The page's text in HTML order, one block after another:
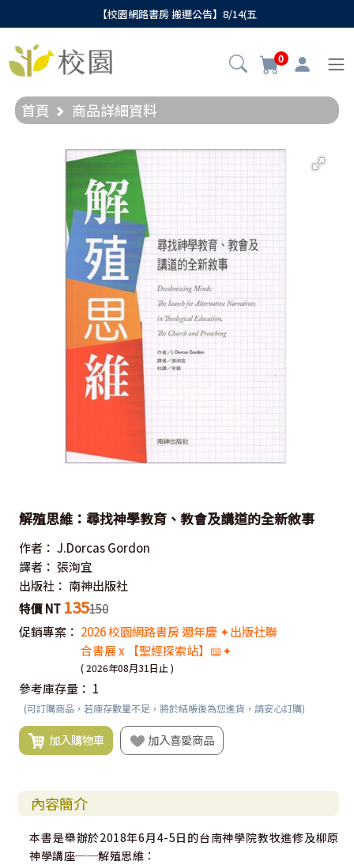
【校園網路書房 搬遷公告】8/14(五
0
首頁 商品詳細資料
解殖思維：尋找神學教育、教會及講道的全新敘事
作者： J.Dorcas Gordon
譯者： 張洵宜
出版社： 南神出版社
特價 NT 135150
促銷專案： 2026 校園網路書房 週年慶 ✦出版社聯
合書展 x 【聖經探索站】📖✦
( 2026年08月31日止 )
參考庫存量： 1
(可訂購商品，若庫存數量不足，將於結帳後為您進貨，請安心訂購)
加入購物車 加入喜愛商品
內容簡介
本書是舉辦於2018年6月4-5日的台南神學院教牧進修及柳原
神學講座──解殖思維：